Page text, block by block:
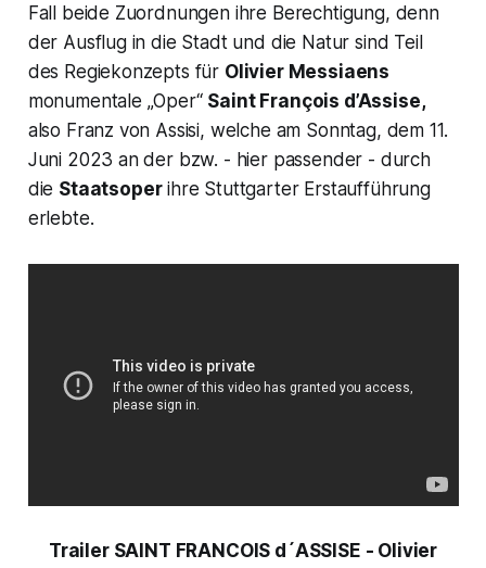
Fall beide Zuordnungen ihre Berechtigung, denn
der Ausflug in die Stadt und die Natur sind Teil
des Regiekonzepts für Olivier Messiaens
monumentale „Oper“ Saint François d’Assise,
also Franz von Assisi, welche am Sonntag, dem 11.
Juni 2023 an der bzw. - hier passender - durch
die Staatsoperihre Stuttgarter Erstaufführung
erlebte.
Trailer SAINT FRANCOIS d´ASSISE - Olivier